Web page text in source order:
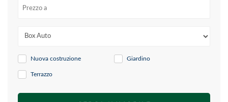
Nuova costruzione Giardino
Terrazzo